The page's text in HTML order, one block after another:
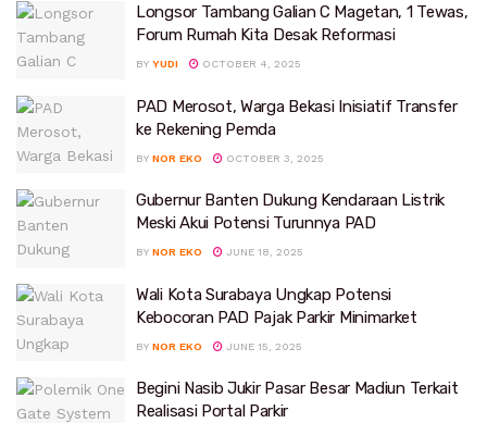
Longsor Tambang Galian C Magetan, 1 Tewas,
Forum Rumah Kita Desak Reformasi
BY YUDI OCTOBER 4, 2025
PAD Merosot, Warga Bekasi Inisiatif Transfer
ke Rekening Pemda
BY NOR EKO OCTOBER 3, 2025
Gubernur Banten Dukung Kendaraan Listrik
Meski Akui Potensi Turunnya PAD
BY NOR EKO JUNE 18, 2025
Wali Kota Surabaya Ungkap Potensi
Kebocoran PAD Pajak Parkir Minimarket
BY NOR EKO JUNE 15, 2025
Begini Nasib Jukir Pasar Besar Madiun Terkait
Realisasi Portal Parkir